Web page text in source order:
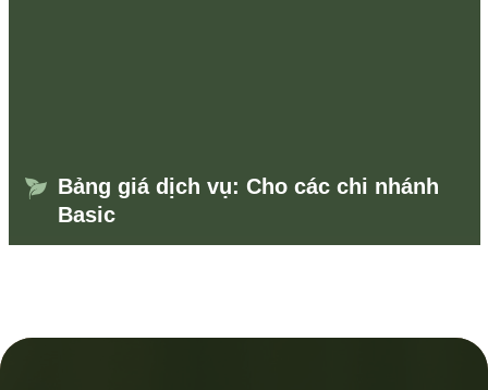
Bảng giá dịch vụ: Cho các chi nhánh
Basic